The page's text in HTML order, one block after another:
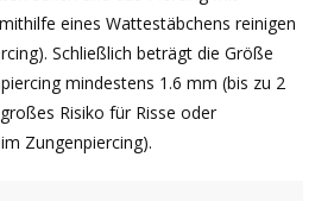
eines Wattestäbchens reinigen
Schließlich beträgt die Größe
mindestens 1.6 mm (bis zu 2
Risiko für Risse oder
Zungenpiercing).